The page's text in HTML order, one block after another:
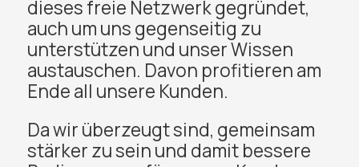
dieses freie Netzwerk gegründet,
auch um uns gegenseitig zu
unterstützen und unser Wissen
austauschen. Davon profitieren am
Ende all unsere Kunden.
Da wir überzeugt sind, gemeinsam
stärker zu sein und damit bessere